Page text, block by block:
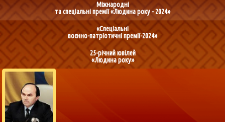
Міжнародні
та спеціальні премії «Людина року - 2024»
«Спеціальні
воєнно-патріотичні премії-2024»
25-річний ювілей
«Людина року»